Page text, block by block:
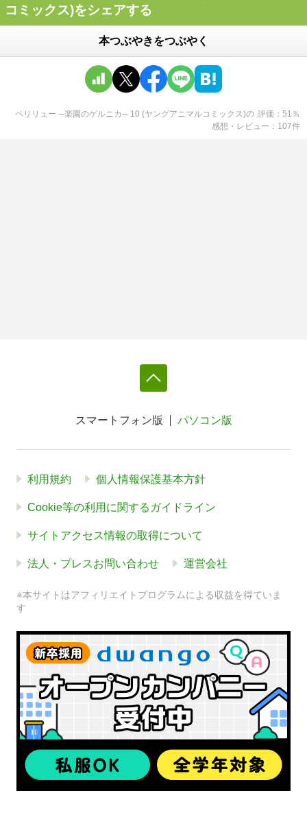
コミックス)をシェアする
本つぶやきをつぶやく
ペリリュー ─楽園のゲルニカ─ 10 (ヤングアニマルコミックス)の 評価 51 ％
感想・レビュー
107件
スマートフォン版 パソコン版
利用規約 個人情報保護基本方針
Cookie等の利用に関するガイドライン
サイトアクセス情報の取得について
法人・プレスお問い合わせ 運営会社
※本サイトはアフィリエイトプログラムによる収益を得ていま
す